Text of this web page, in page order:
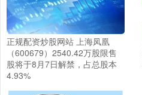
正规配资炒股网站 上海凤凰
（600679）2540.42万股限售
股将于8月7日解禁，占总股本
4.93%